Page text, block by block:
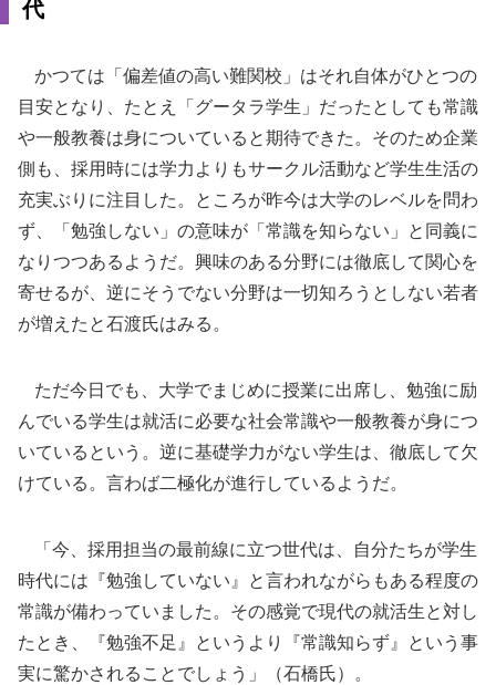
代
かつては「偏差値の高い難関校」はそれ自体がひとつの
目安となり、たとえ「グータラ学生」だったとしても常識
や一般教養は身についていると期待できた。そのため企業
側も、採用時には学力よりもサークル活動など学生生活の
充実ぶりに注目した。ところが昨今は大学のレベルを問わ
ず、「勉強しない」の意味が「常識を知らない」と同義に
なりつつあるようだ。興味のある分野には徹底して関心を
寄せるが、逆にそうでない分野は一切知ろうとしない若者
が増えたと石渡氏はみる。
ただ今日でも、大学でまじめに授業に出席し、勉強に励
んでいる学生は就活に必要な社会常識や一般教養が身につ
いているという。逆に基礎学力がない学生は、徹底して欠
けている。言わば二極化が進行しているようだ。
「今、採用担当の最前線に立つ世代は、自分たちが学生
時代には『勉強していない』と言われながらもある程度の
常識が備わっていました。その感覚で現代の就活生と対し
たとき、『勉強不足』というより『常識知らず』という事
実に驚かされることでしょう」（石橋氏）。